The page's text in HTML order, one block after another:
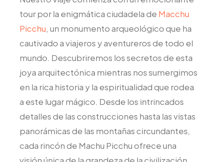
tour por la enigmática ciudadela de Macchu
Picchu, un monumento arqueológico que ha
cautivado a viajeros y aventureros de todo el
mundo. Descubriremos los secretos de esta
joya arquitectónica mientras nos sumergimos
en la rica historia y la espiritualidad que rodea
a este lugar mágico. Desde los intrincados
detalles de las construcciones hasta las vistas
panorámicas de las montañas circundantes,
cada rincón de Machu Picchu ofrece una